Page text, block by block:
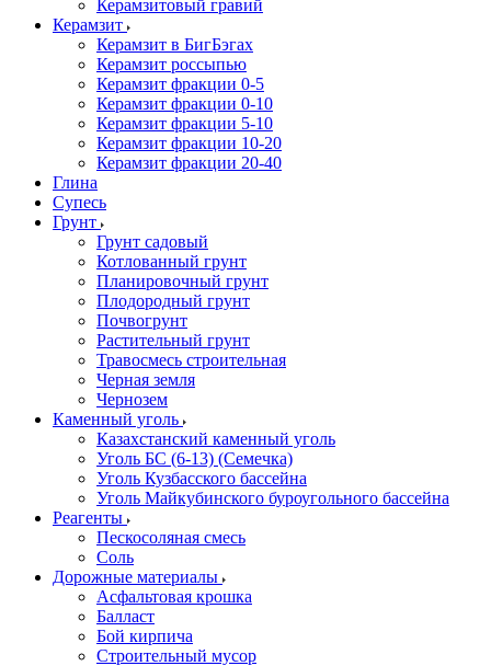
Керамзитовый гравий
Керамзит
Керамзит в БигБэгах
Керамзит россыпью
Керамзит фракции 0-5
Керамзит фракции 0-10
Керамзит фракции 5-10
Керамзит фракции 10-20
Керамзит фракции 20-40
Глина
Супесь
Грунт
Грунт садовый
Котлованный грунт
Планировочный грунт
Плодородный грунт
Почвогрунт
Растительный грунт
Травосмесь строительная
Черная земля
Чернозем
Каменный уголь
Казахстанский каменный уголь
Уголь БС (6-13) (Семечка)
Уголь Кузбасского бассейна
Уголь Майкубинского буроугольного бассейна
Реагенты
Пескосоляная смесь
Соль
Дорожные материалы
Асфальтовая крошка
Балласт
Бой кирпича
Строительный мусор